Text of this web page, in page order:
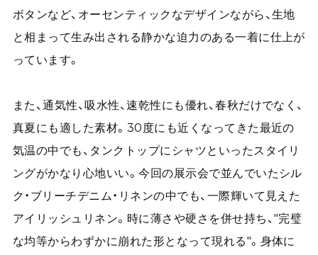
ボタンなど、オーセンティックなデザインながら、生地
と相まって生み出される静かな迫力のある一着に仕上が
っています。
また、通気性、吸水性、速乾性にも優れ、春秋だけでなく、
真夏にも適した素材。30度にも近くなってきた最近の
気温の中でも、タンクトップにシャツといったスタイリ
ングがかなり心地いい。今回の展示会で並んでいたシル
ク・ブリーチデニム・リネンの中でも、一際輝いて見えた
アイリッシュリネン。時に薄さや硬さを併せ持ち、"完璧
な均等からわずかに崩れた形となって現れる"。身体に